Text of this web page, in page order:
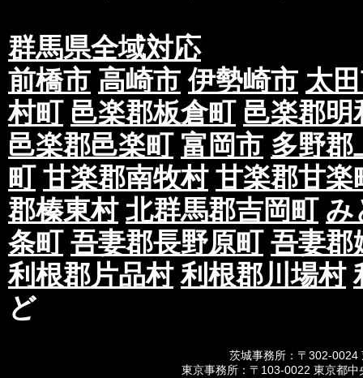
群馬県全域対応
前橋市 高崎市 伊勢崎市 太
村町 邑楽郡板倉町 邑楽郡明
邑楽郡邑楽町 富岡市 多野郡
町 甘楽郡南牧村 甘楽郡甘楽
郡榛東村 北群馬郡吉岡町 み
条町 吾妻郡長野原町 吾妻郡
利根郡片品村 利根郡川場村
ど
茨城事務所：〒302-0024
東京事務所：〒103-0022 東京都